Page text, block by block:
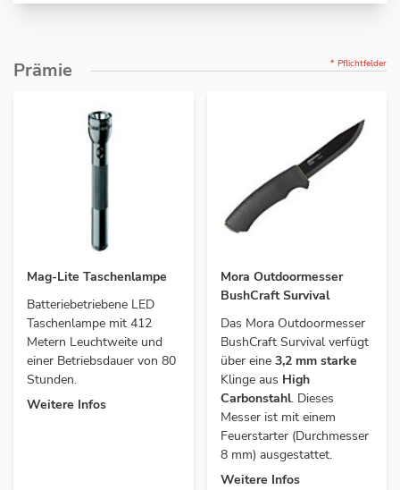
Prämie
Mag-Lite Taschenlampe
Batteriebetriebene LED
Taschenlampe mit 412
Metern Leuchtweite und
einer Betriebsdauer von 80
Stunden.
Weitere Infos
Mora Outdoormesser
BushCraft Survival
Das Mora Outdoormesser
BushCraft Survival verfügt
über eine 3,2 mm starke
Klinge aus High
Carbonstahl. Dieses
Messer ist mit einem
Feuerstarter (Durchmesser
8 mm) ausgestattet.
Weitere Infos
* Pflichtfelder